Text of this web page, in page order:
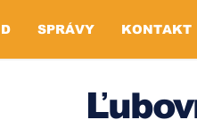
SPRÁVY KONTAKT